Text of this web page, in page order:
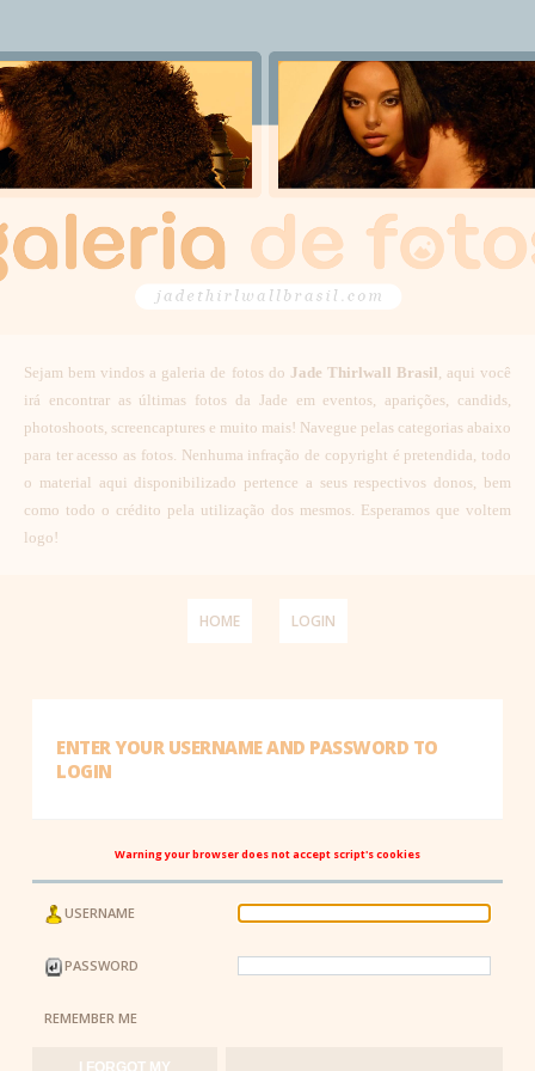
Sejam bem vindos a galeria de fotos do Jade Thirlwall Brasil, aqui você
irá encontrar as últimas fotos da Jade em eventos, aparições, candids,
photoshoots, screencaptures e muito mais! Navegue pelas categorias abaixo
para ter acesso as fotos. Nenhuma infração de copyright é pretendida, todo
o material aqui disponibilizado pertence a seus respectivos donos, bem
como todo o crédito pela utilização dos mesmos. Esperamos que voltem
logo!
HOME LOGIN
ENTER YOUR USERNAME AND PASSWORD TO
LOGIN
Warning your browser does not accept script's cookies
USERNAME
PASSWORD
REMEMBER ME
I FORGOT MY